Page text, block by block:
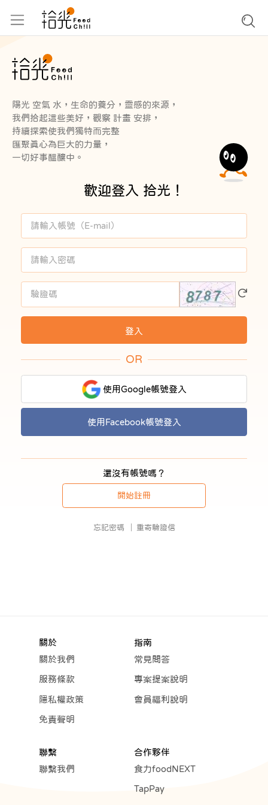
陽光 空氣 水，生命的養分，靈感的來源，
我們拾起這些美好，觀察 計畫 安排，
持續探索使我們獨特而完整
匯聚真心為巨大的力量，
一切好事醞釀中。
歡迎登入 拾光！
OR
使用Google帳號登入
使用Facebook帳號登入
還沒有帳號嗎？
開始註冊
忘記密碼 重寄驗證信
關於
關於我們
服務條款
隱私權政策
免責聲明
指南
常見問答
專案提案說明
會員福利說明
聯繫
聯繫我們
合作夥伴
食力foodNEXT
TapPay